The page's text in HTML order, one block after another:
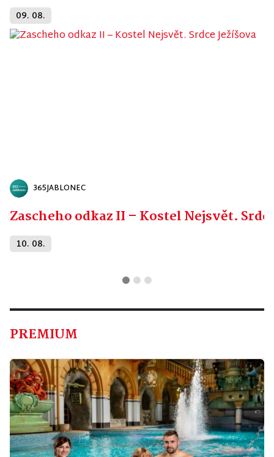
09. 08.
365JABLONEC
Zascheho odkaz II – Kostel Nejsvět.
10. 08.
PREMIUM